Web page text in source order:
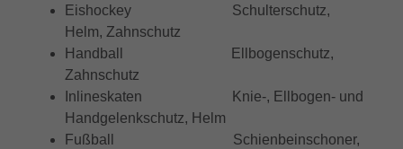
Eishockey Schulterschutz,
Helm, Zahnschutz
Handball Ellbogenschutz,
Zahnschutz
Inlineskaten Knie-, Ellbogen- und
Handgelenkschutz, Helm
Fußball Schienbeinschoner,
Zweck
Besucher eine Website nutzen, und hilft
bei der Erstellung eines Analyseberichts
darüber, wie es der Website geht. Die
erhobenen Daten umfassen die Anzahl
der Besucher, die Quelle, aus der sie
stammen, und die Seiten in
anonymisierter Form.